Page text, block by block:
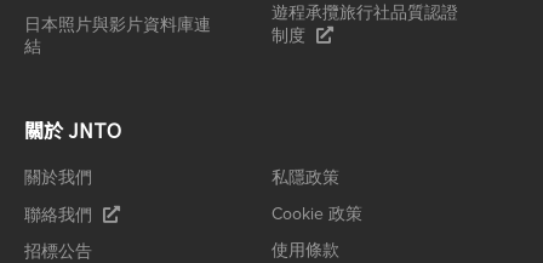
日本照片與影片資料庫連
結
遊程承攬旅行社品質認證
制度
關於 JNTO
關於我們
聯絡我們
招標公告
私隱政策
Cookie 政策
使用條款